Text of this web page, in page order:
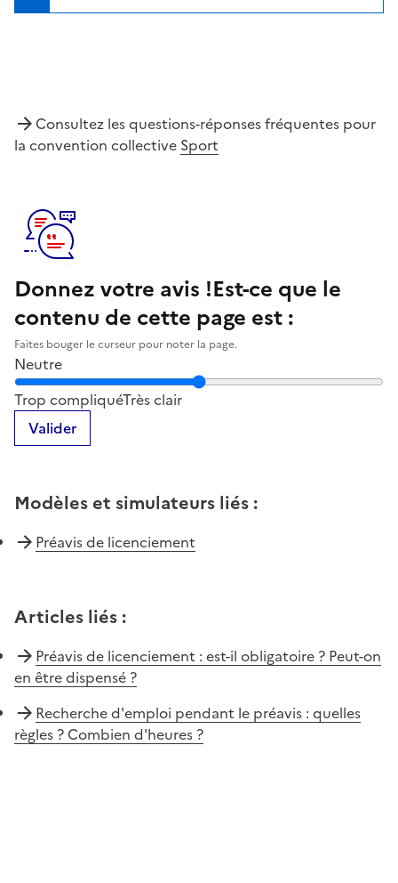
Consultez les questions-réponses fréquentes pour
la convention collective Sport
Donnez votre avis !Est-ce que le
contenu de cette page est :
Faites bouger le curseur pour noter la page.
Neutre
Notez la clarté du contenu de cette page
Trop compliquéTrès clair
Valider
Modèles et simulateurs liés :
Préavis de licenciement
Articles liés :
Préavis de licenciement : est-il obligatoire ? Peut-on
en être dispensé ?
Recherche d'emploi pendant le préavis : quelles
règles ? Combien d'heures ?